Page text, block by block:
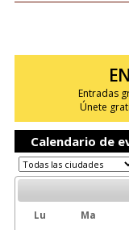
Entradas
Únete
Calendario de
Lu Ma